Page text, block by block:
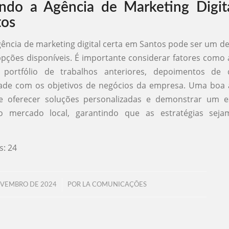
a Agência de Marketing
de marketing digital certa em Santos pode ser um
disponíveis. É importante considerar fatores como
portfólio de trabalhos anteriores, depoimentos de
com os objetivos de negócios da empresa. Uma boa
oferecer soluções personalizadas e demonstrar um
mercado local, garantindo que as estratégias
24
DE 2024
/ POR LA COMUNICAÇÕES